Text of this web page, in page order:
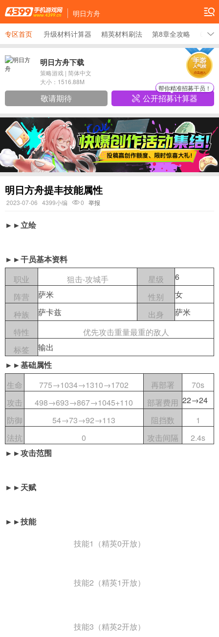
明日方舟
专区首页 升级材料计算器 精英材料刷法 第8章全攻略 6星
明日方舟下载
策略游戏 | 简体中文
大小： 1516.88M
敬请期待 公开招募计算器
帮你精准招募干员！
明日方舟提丰技能属性
2023-07-06 4399小编 0 举报
►►立绘
►►干员基本资料
职业
狙击-攻城手 星级
6
阵营
萨米 性别
女
种族
萨卡兹 出身
萨米
特性
优先攻击重量最重的敌人
标签
输出
►►基础属性
生命
775→1034→1310→1702 再部署
70s
攻击
498→693→867→1045+110 部署费用 22→24
防御
54→73→92→113 阻挡数
1
法抗
0 攻击间隔
2.4s
►►攻击范围
►►天赋
►►技能
技能1（精英0开放）
技能2（精英1开放）
技能3（精英2开放）